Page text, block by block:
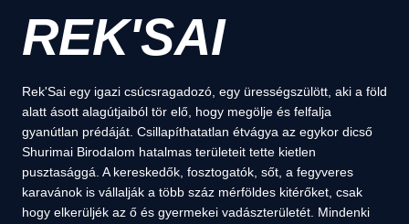
REK'SAI
Rek'Sai egy igazi csúcsragadozó, egy ürességszülött, aki a föld
alatt ásott alagútjaiból tör elő, hogy megölje és felfalja
gyanútlan prédáját. Csillapíthatatlan étvágya az egykor dicső
Shurimai Birodalom hatalmas területeit tette kietlen
pusztasággá. A kereskedők, fosztogatók, sőt, a fegyveres
karavánok is vállalják a több száz mérföldes kitérőket, csak
hogy elkerüljék az ő és gyermekei vadászterületét. Mindenki